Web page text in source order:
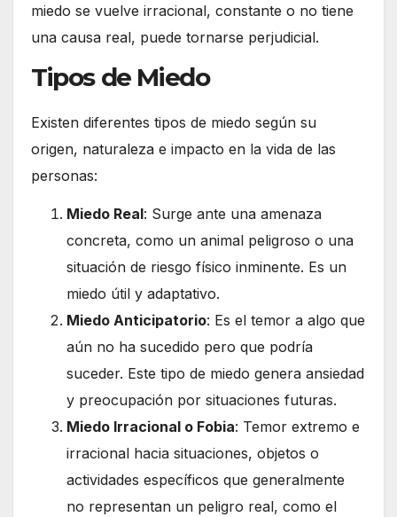
miedo se vuelve irracional, constante o no tiene
una causa real, puede tornarse perjudicial.
Tipos de Miedo
Existen diferentes tipos de miedo según su
origen, naturaleza e impacto en la vida de las
personas:
Miedo Real: Surge ante una amenaza
concreta, como un animal peligroso o una
situación de riesgo físico inminente. Es un
miedo útil y adaptativo.
Miedo Anticipatorio: Es el temor a algo que
aún no ha sucedido pero que podría
suceder. Este tipo de miedo genera ansiedad
y preocupación por situaciones futuras.
Miedo Irracional o Fobia: Temor extremo e
irracional hacia situaciones, objetos o
actividades específicos que generalmente
no representan un peligro real, como el